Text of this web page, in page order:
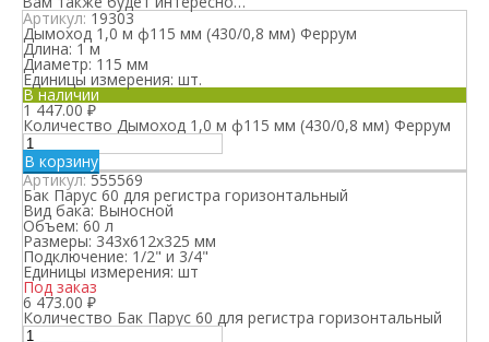
Артикул:19303
Дымоход 1,0 м ф115 мм (430/0,8 мм) Феррум
Длина: 1 м
Диаметр: 115 мм
Единицы измерения: шт.
В наличии
1 447.00₽
Количество Дымоход 1,0 м ф115 мм (430/0,8 мм) Феррум
В корзину
Артикул:555569
Бак Парус 60 для регистра горизонтальный
Вид бака: Выносной
Объем: 60 л
Размеры: 343х612х325 мм
Подключение: 1/2" и 3/4"
Единицы измерения: шт
Под заказ
6 473.00 ₽
Количество Бак Парус 60 для регистра горизонтальный